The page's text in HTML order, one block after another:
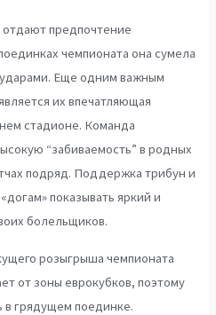
предпочтение
чемпионата она сумела
Еще одним важным
их впечатляющая
стадионе. Команда
“забиваемость” в родных
подряд. Поддержка трибун и
показывать яркий и
болельщиков.
розыгрыша чемпионата
от зоны еврокубков, поэтому
в грядущем поединке.